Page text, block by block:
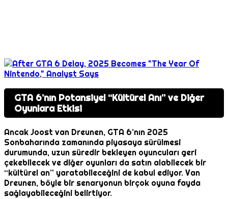
GTA 6’nın Potansiyel “Kültürel Anı” ve Diğer
Oyunlara Etkisi
Ancak Joost van Dreunen, GTA 6’nın 2025
Sonbaharında zamanında piyasaya sürülmesi
durumunda, uzun süredir bekleyen oyuncuları geri
çekebilecek ve diğer oyunları da satın alabilecek bir
“kültürel an” yaratabileceğini de kabul ediyor. Van
Dreunen, böyle bir senaryonun birçok oyuna fayda
sağlayabileceğini belirtiyor.